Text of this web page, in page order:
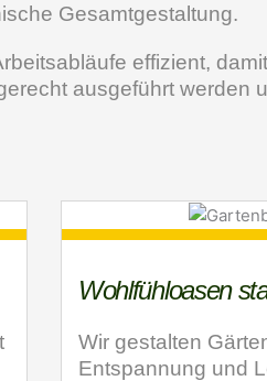
Gesamtgestaltung.
effizient,
ausgeführt werden
Wohlfühloasen
Wir gestalten
Entspannung und